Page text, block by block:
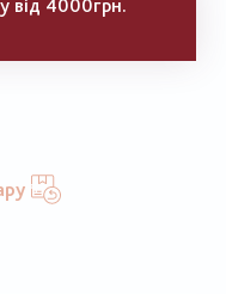
від 4000грн.